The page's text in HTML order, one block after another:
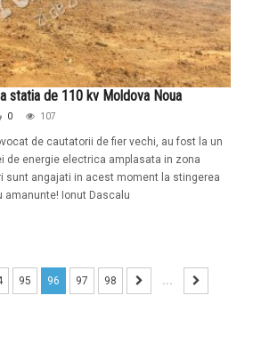
statia de 110 kv Moldova Noua
0 107
de cautatorii de fier vechi, au fost la un
de energie electrica amplasata in zona
sunt angajati in acest moment la stingerea
amanunte! Ionut Dascalu
95 96 97 98 ...